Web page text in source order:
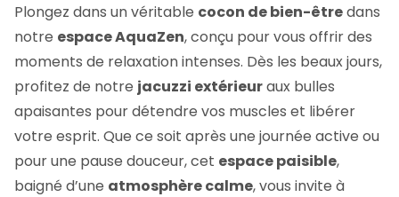
Plongez dans un véritable cocon de bien-êtredans
notre espace AquaZen, conçu pour vous offrir des
moments de relaxation intenses. Dès les beaux jours,
profitez de notre jacuzzi extérieuraux bulles
apaisantes pour détendre vos muscles et libérer
votre esprit. Que ce soit après une journée active ou
pour une pause douceur, cet espace paisible,
baigné d’une atmosphère calme, vous invite à